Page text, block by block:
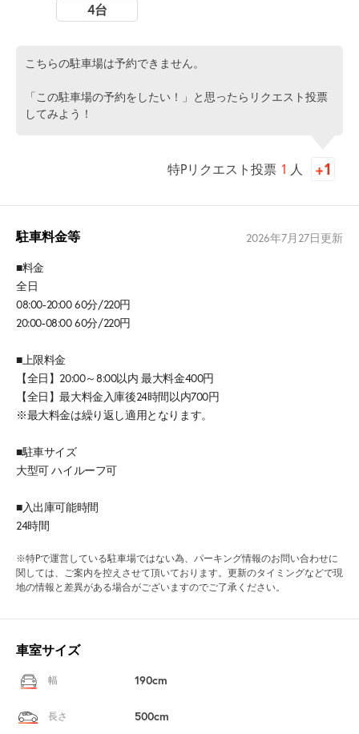
4台
こちらの駐車場は予約できません。
「この駐車場の予約をしたい！」と思ったらリクエスト投票
してみよう！
特Pリクエスト投票 1 人
駐車料金等 2026年7月27日更新
■料金
全日
08:00-20:00 60分/220円
20:00-08:00 60分/220円
■上限料金
【全日】20:00～8:00以内 最大料金400円
【全日】最大料金入庫後24時間以内700円
※最大料金は繰り返し適用となります。
■駐車サイズ
大型可 ハイルーフ可
■入出庫可能時間
24時間
※特Pで運営している駐車場ではない為、パーキング情報のお問い合わせに
関しては、ご案内を控えさせて頂いております。更新のタイミングなどで現
地の情報と差異がある場合がございますのでご了承ください。
車室サイズ
幅 190cm
長さ 500cm